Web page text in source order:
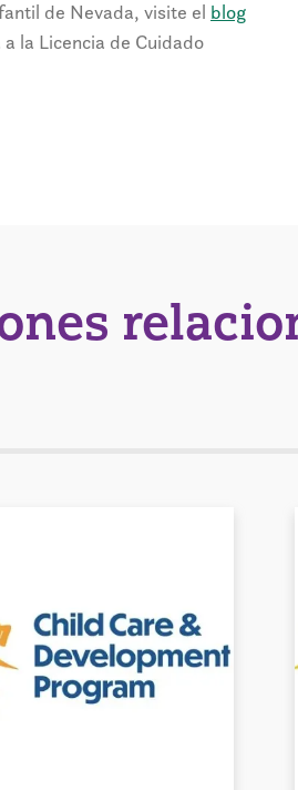
de Nevada, visite el blog
a la Licencia de Cuidado